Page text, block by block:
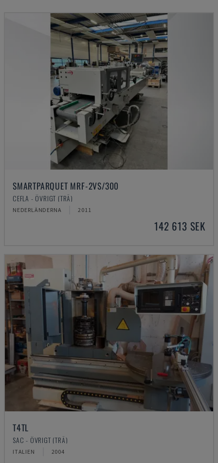
SMARTPARQUET MRF-2VS/300
CEFLA - ÖVRIGT (TRÄ)
NEDERLÄNDERNA 2011
142 613 SEK
T4TL
SAC - ÖVRIGT (TRÄ)
ITALIEN 2004